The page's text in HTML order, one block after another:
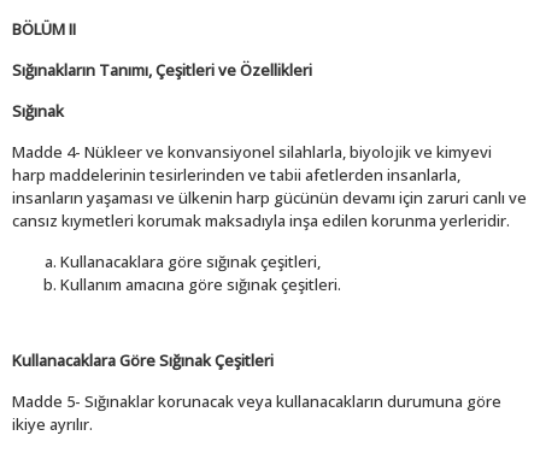
BÖLÜM II
Sığınakların Tanımı, Çeşitleri ve Özellikleri
Sığınak
Madde 4- Nükleer ve konvansiyonel silahlarla, biyolojik ve kimyevi
harp maddelerinin tesirlerinden ve tabii afetlerden insanlarla,
insanların yaşaması ve ülkenin harp gücünün devamı için zaruri canlı ve
cansız kıymetleri korumak maksadıyla inşa edilen korunma yerleridir.
Kullanacaklara göre sığınak çeşitleri,
Kullanım amacına göre sığınak çeşitleri.
Kullanacaklara Göre Sığınak Çeşitleri
Madde 5- Sığınaklar korunacak veya kullanacakların durumuna göre
ikiye ayrılır.